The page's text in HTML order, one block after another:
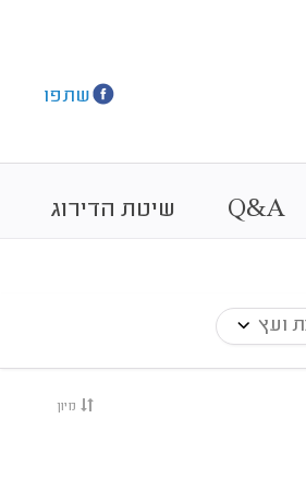
שתפו
Q&A שיטת הדירוג
ועץ
מיון